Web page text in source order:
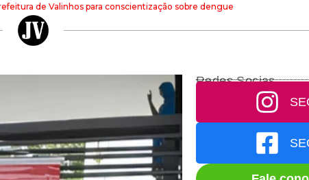
de Valinhos para conscientização sobre dengue
Redes Socias